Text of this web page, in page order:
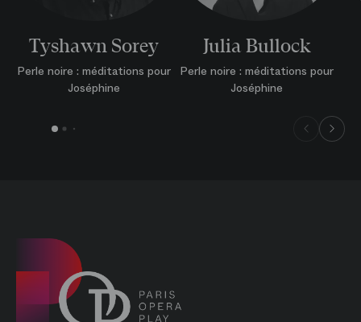
Tyshawn Sorey
Perle noire : méditations pour
Joséphine
Julia Bullock
Perle noire : méditations pour
Joséphine